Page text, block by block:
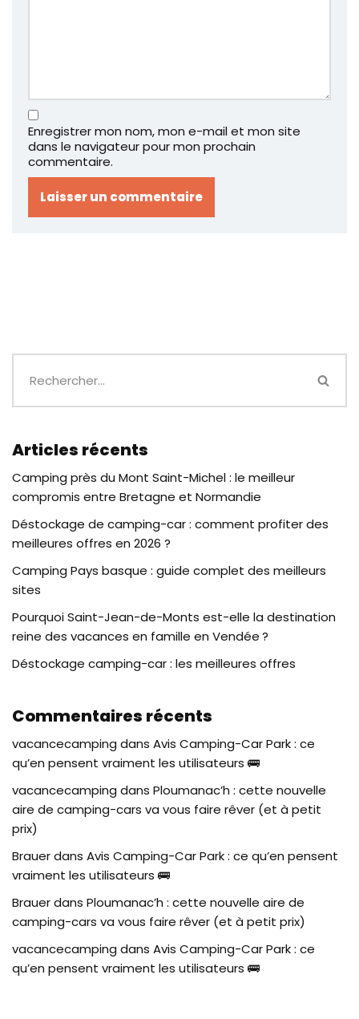
Enregistrer mon nom, mon e-mail et mon site
dans le navigateur pour mon prochain
commentaire.
Articles récents
Camping près du Mont Saint-Michel : le meilleur
compromis entre Bretagne et Normandie
Déstockage de camping-car : comment profiter des
meilleures offres en 2026 ?
Camping Pays basque : guide complet des meilleurs
sites
Pourquoi Saint-Jean-de-Monts est-elle la destination
reine des vacances en famille en Vendée ?
Déstockage camping-car : les meilleures offres
Commentaires récents
vacancecamping dans Avis Camping-Car Park : ce
qu’en pensent vraiment les utilisateurs 🚌
vacancecamping dans Ploumanac’h : cette nouvelle
aire de camping-cars va vous faire rêver (et à petit
prix)
Brauerdans Avis Camping-Car Park : ce qu’en pensent
vraiment les utilisateurs 🚌
Brauerdans Ploumanac’h : cette nouvelle aire de
camping-cars va vous faire rêver (et à petit prix)
vacancecamping dans Avis Camping-Car Park : ce
qu’en pensent vraiment les utilisateurs 🚌